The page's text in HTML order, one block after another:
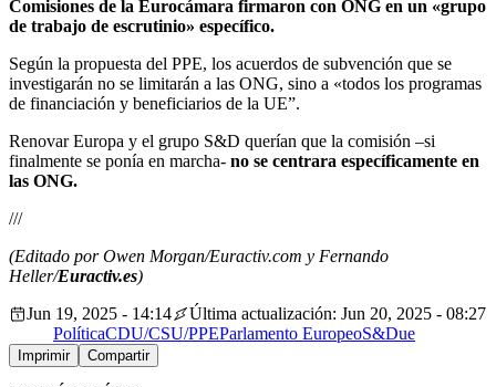
Comisiones de la Eurocámara firmaron con ONG en un «grupo
de trabajo de escrutinio» específico.
Según la propuesta del PPE, los acuerdos de subvención que se
investigarán no se limitarán a las ONG, sino a «todos los programas
de financiación y beneficiarios de la UE”.
Renovar Europa y el grupo S&D querían que la comisión –si
finalmente se ponía en marcha- no se centrara específicamente en
las ONG.
///
(Editado por Owen Morgan/Euractiv.com y Fernando
Heller/Euractiv.es)
Jun 19, 2025 - 14:14
Última actualización: Jun 20, 2025 - 08:27
PolíticaCDU/CSU/PPEParlamento EuropeoS&Due
Imprimir Compartir